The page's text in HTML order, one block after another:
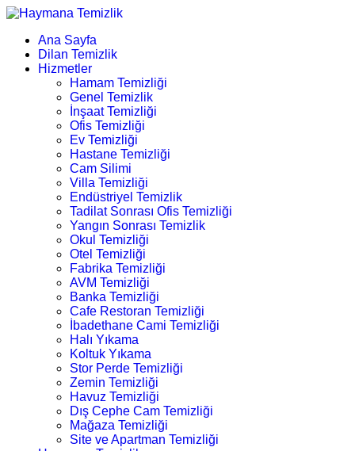
Ana Sayfa
Dilan Temizlik
Hizmetler
Hamam Temizliği
Genel Temizlik
İnşaat Temizliği
Ofis Temizliği
Ev Temizliği
Hastane Temizliği
Cam Silimi
Villa Temizliği
Endüstriyel Temizlik
Tadilat Sonrası Ofis Temizliği
Yangın Sonrası Temizlik
Okul Temizliği
Otel Temizliği
Fabrika Temizliği
AVM Temizliği
Banka Temizliği
Cafe Restoran Temizliği
İbadethane Cami Temizliği
Halı Yıkama
Koltuk Yıkama
Stor Perde Temizliği
Zemin Temizliği
Havuz Temizliği
Dış Cephe Cam Temizliği
Mağaza Temizliği
Site ve Apartman Temizliği